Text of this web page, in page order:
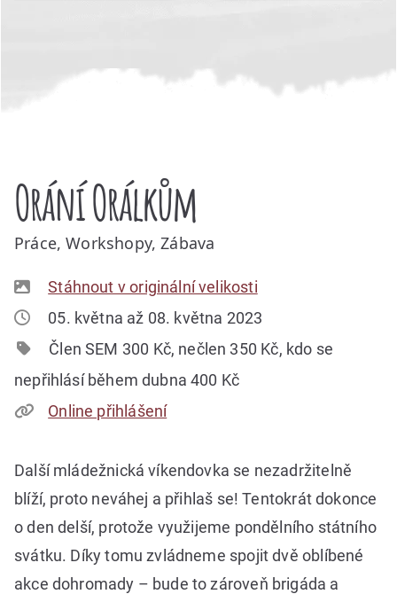
Orání Orálkům
Práce, Workshopy, Zábava
Stáhnout v originální velikosti
05. května až 08. května 2023
Člen SEM 300 Kč, nečlen 350 Kč, kdo se
nepřihlásí během dubna 400 Kč
Online přihlášení
Další mládežnická víkendovka se nezadržitelně
blíží, proto neváhej a přihlaš se! Tentokrát dokonce
o den delší, protože využijeme pondělního státního
svátku. Díky tomu zvládneme spojit dvě oblíbené
akce dohromady – bude to zároveň brigáda a